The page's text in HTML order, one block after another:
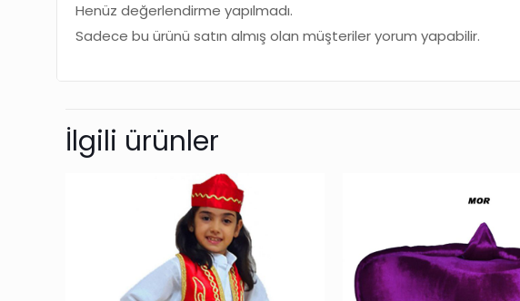
Henüz değerlendirme yapılmadı.
Sadece bu ürünü satın almış olan müşteriler yorum yapabilir.
İlgili ürünler